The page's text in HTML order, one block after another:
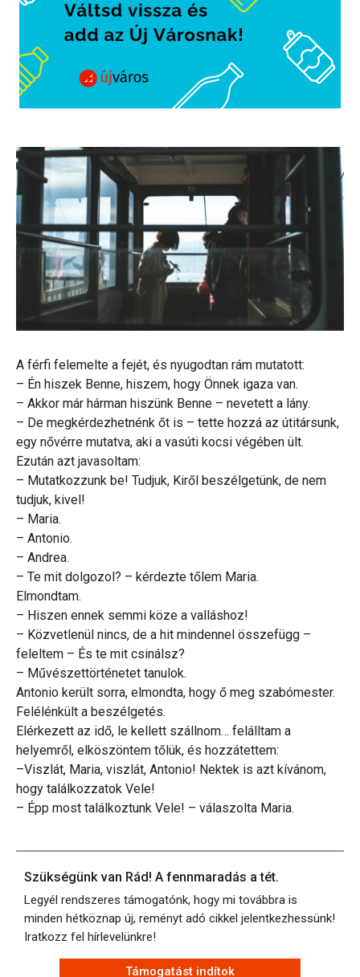
A férfi felemelte a fejét, és nyugodtan rám mutatott:
– Én hiszek Benne, hiszem, hogy Önnek igaza van.
– Akkor már hárman hiszünk Benne – nevetett a lány.
– De megkérdezhetnénk őt is – tette hozzá az útitársunk,
egy nővérre mutatva, aki a vasúti kocsi végében ült.
Ezután azt javasoltam:
– Mutatkozzunk be! Tudjuk, Kiről beszélgetünk, de nem
tudjuk, kivel!
– Maria.
– Antonio.
– Andrea.
– Te mit dolgozol? – kérdezte tőlem Maria.
Elmondtam.
– Hiszen ennek semmi köze a valláshoz!
– Közvetlenül nincs, de a hit mindennel összefügg –
feleltem – És te mit csinálsz?
– Művészettörténetet tanulok.
Antonio került sorra, elmondta, hogy ő meg szabómester.
Felélénkült a beszélgetés.
Elérkezett az idő, le kellett szállnom… felálltam a
helyemről, elköszöntem tőlük, és hozzátettem:
–Viszlát, Maria, viszlát, Antonio! Nektek is azt kívánom,
hogy találkozzatok Vele!
– Épp most találkoztunk Vele! – válaszolta Maria.
Szükségünk van Rád! A fennmaradás a tét.
Legyél rendszeres támogatónk, hogy mi továbbra is
minden hétköznap új, reményt adó cikkel jelentkezhessünk!
Iratkozz fel hírlevelünkre!
Támogatást indítok